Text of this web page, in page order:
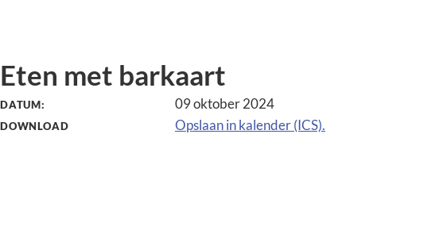
Eten met barkaart
DATUM: 09 oktober 2024
DOWNLOAD Opslaan in kalender (ICS).